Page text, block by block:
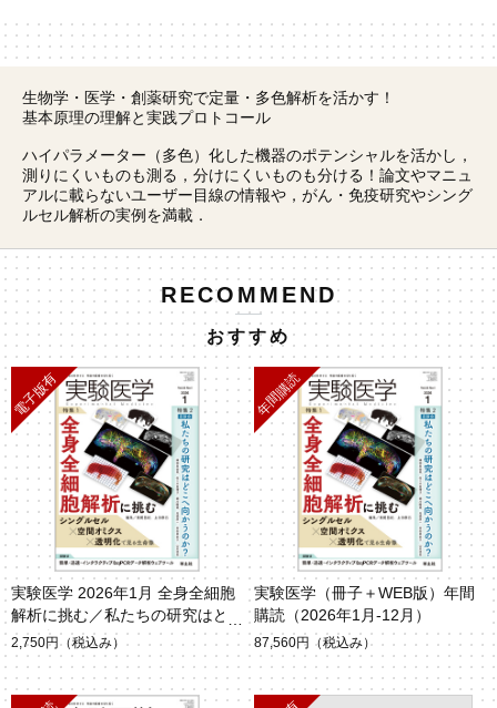
生物学・医学・創薬研究で定量・多色解析を活かす！
基本原理の理解と実践プロトコール
ハイパラメーター（多色）化した機器のポテンシャルを活かし，
測りにくいものも測る，分けにくいものも分ける！論文やマニュ
アルに載らないユーザー目線の情報や，がん・免疫研究やシング
ルセル解析の実例を満載．
RECOMMEND
おすすめ
実験医学 2026年1月 全身全細胞
解析に挑む／私たちの研究はど
こへ向かうのか？
2,750円 （税込み）
実験医学（冊子＋WEB版）年間
購読（2026年1月-12月）
87,560円 （税込み）